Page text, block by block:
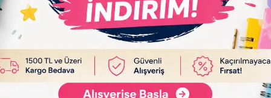
Kalem Şeklinde El Feneri ve Metal Düdük